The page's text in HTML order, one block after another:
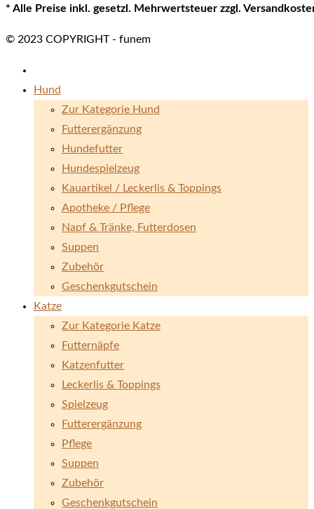
* Alle Preise inkl. gesetzl. Mehrwertsteuer zzgl.
© 2023 COPYRIGHT - funem
Hund
Zur Kategorie Hund
Futterergänzung
Hundefutter
Hundespielzeug
Kauartikel / Leckerlis & Toppings
Apotheke / Pflege
Napf & Tränke, Futterdosen
Suppen
Zubehör
Geschenkgutschein
Katze
Zur Kategorie Katze
Futternäpfe
Katzenfutter
Leckerlis & Toppings
Spielzeug
Futterergänzung
Pflege
Suppen
Zubehör
Geschenkgutschein